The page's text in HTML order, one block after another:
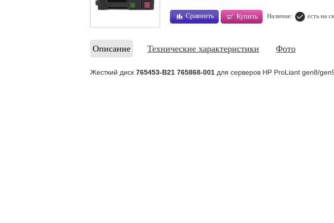
Сравнить Купить Наличие: есть на
Описание Технические характеристики Фото
Жесткий диск 765453-B21 765868-001 для серверов HP ProLiant gen8/